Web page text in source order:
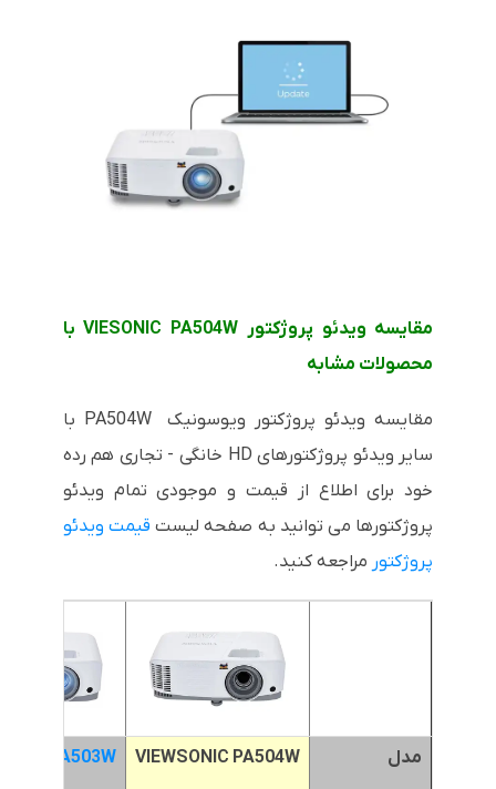
مقایسه ویدئو پروژکتور VIESONIC PA504W با
محصولات مشابه
مقایسه ویدئو پروژکتور ویوسونیک PA504W با
سایر ویدئو پروژکتورهای HD خانگی - تجاری هم رده
خود برای اطلاع از قیمت و موجودی تمام ویدئو
پروژکتورها می توانید به صفحه لیست قیمت ویدئو
پروژکتور مراجعه کنید.
مدل VIEWSONIC PA504W
PA503W